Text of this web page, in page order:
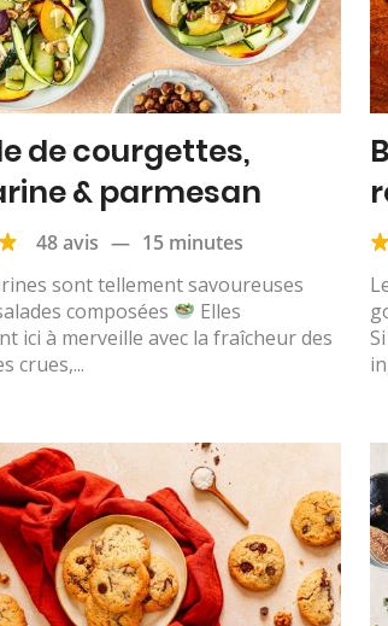
de courgettes,
& parmesan
48 avis — 15 minutes
sont tellement savoureuses
composées
Elles
ici à merveille avec la fraîcheur des
crues,...